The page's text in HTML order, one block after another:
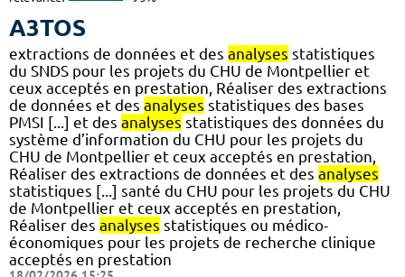
A3TOS
extractions de données et des analyses statistiques
du SNDS pour les projets du CHU de Montpellier et
ceux acceptés en prestation, Réaliser des extractions
de données et des analyses statistiques des bases
PMSI [...] et des analyses statistiques des données du
système d’information du CHU pour les projets du
CHU de Montpellier et ceux acceptés en prestation,
Réaliser des extractions de données et des analyses
statistiques [...] santé du CHU pour les projets du CHU
de Montpellier et ceux acceptés en prestation,
Réaliser des analyses statistiques ou médico-
économiques pour les projets de recherche clinique
acceptés en prestation